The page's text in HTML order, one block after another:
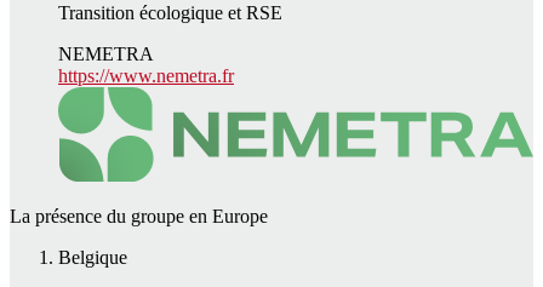
Transition écologique et RSE
NEMETRA
https://www.nemetra.fr
La présence du groupe en Europe
Belgique